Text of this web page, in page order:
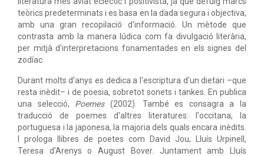
teòrics predeterminats i es basa en la dada segura i objectiva,
amb una gran recopilació d'informació. Un mètode que
contrasta amb la manera lúdica com fa divulgació literària,
per mitjà d'interpretacions fonamentades en els signes del
zodíac.
Durant molts d'anys es dedica a l'escriptura d'un dietari –que
resta inèdit– i de poesia, sobretot sonets i tankes. En publica
una selecció, Poemes(2002). També es consagra a la
traducció de poemes d'altres literatures: l'occitana, la
portuguesa i la japonesa, la majoria dels quals encara inèdits.
I prologa llibres de poetes com David Jou, Lluís Urpinell,
Teresa d'Arenys o August Bover. Juntament amb Lluís